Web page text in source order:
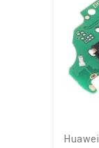
Huawei